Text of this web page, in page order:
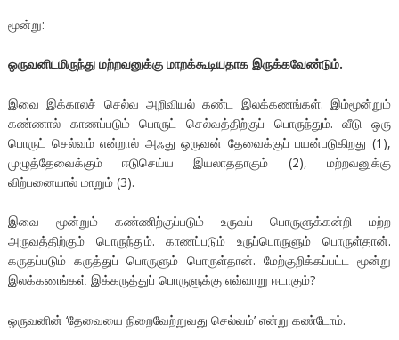
மூன்று:
ஒருவனிடமிருந்து மற்றவனுக்கு மாறக்கூடியதாக இருக்கவேண்டும்.
இவை இக்காலச் செல்வ அறிவியல் கண்ட இலக்கணங்கள். இம்மூன்றும்
கண்ணால் காணப்படும் பொருட் செல்வத்திற்குப் பொருந்தும். வீடு ஒரு
பொருட் செல்வம் என்றால் அஃது ஒருவன் தேவைக்குப் பயன்படுகிறது (1),
முழுத்தேவைக்கும் ஈடுசெய்ய இயலாததாகும் (2), மற்றவனுக்கு
விற்பனையால் மாறும் (3).
இவை மூன்றும் கண்ணிற்குப்படும் உருவப் பொருளுக்கன்றி மற்ற
அருவத்திற்கும் பொருந்தும். காணப்படும் உருப்பொருளும் பொருள்தான்.
கருதப்படும் கருத்துப் பொருளும் பொருள்தான். மேற்குறிக்கப்பட்ட மூன்று
இலக்கணங்கள் இக்கருத்துப் பொருளுக்கு எவ்வாறு ஈடாகும்?
ஒருவனின் ‘தேவையை நிறைவேற்றுவது செல்வம்’ என்று கண்டோம்.